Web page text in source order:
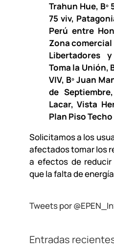
Trahun Hue, Bº
75 viv,
Perú entre
Zona comercial
Libertadores
Toma la Unión,
VIV, Bº Juan
de
Lacar, Vista
Plan Piso Techo
Solicitamos a los
afectados tomar los
a efectos de
que la falta de
Tweets por
Entradas